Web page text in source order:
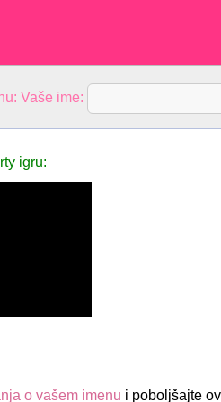
Vaše ime:
igru:
o vašem imenu i poboljšajte